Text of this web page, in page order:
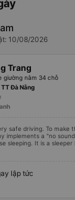
10/08/2026
Trang
giường nằm 34 chỗ
TT Đà Nẵng
safe driving. To make
implements a "no
sleeping. It is a sleeper
Fi password clearly
giữ im lặng (tắt âm
khách khác ngủ.
hành khách dễ dàng
lập tức